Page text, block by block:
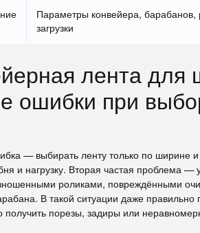
Параметры конвейера, барабанов,
загрузки
лента для
ошибки при
— выбирать ленту только по ширине
и нагрузку. Вторая частая проблема —
роликами, повреждёнными
В такой ситуации даже правильно
получить порезы, задиры или